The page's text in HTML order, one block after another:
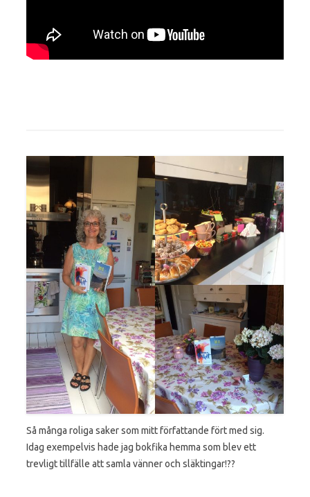
Så många roliga saker som mitt författande fört med sig.
Idag exempelvis hade jag bokfika hemma som blev ett
trevligt tillfälle att samla vänner och släktingar!??